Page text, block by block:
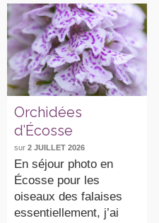
Orchidées
d’Écosse
sur 2 JUILLET 2026
En séjour photo en
Écosse pour les
oiseaux des falaises
essentiellement, j’ai